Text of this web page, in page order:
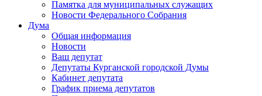
Памятка для муниципальных служащих
Новости Федерального Cобрания
Дума
Общая информация
Новости
Ваш депутат
Депутаты Курганской городской Думы
Кабинет депутата
График приема депутатов